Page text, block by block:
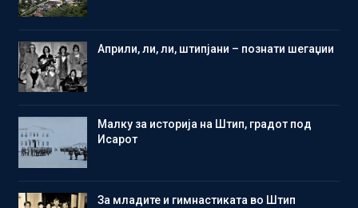
Aприли, ли, ли, штипјани – познати шегаџии
Малку за историја на Штип, градот под
Исарот
Зa младите и гимнастиката во Штип